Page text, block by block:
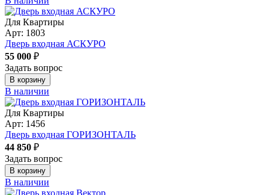
Для Квартиры
Арт: 1803
Дверь входная АСКУРО
55 000 ₽
Задать вопрос
В корзину
В наличии
Для Квартиры
Арт: 1456
Дверь входная ГОРИЗОНТАЛЬ
44 850 ₽
Задать вопрос
В корзину
В наличии